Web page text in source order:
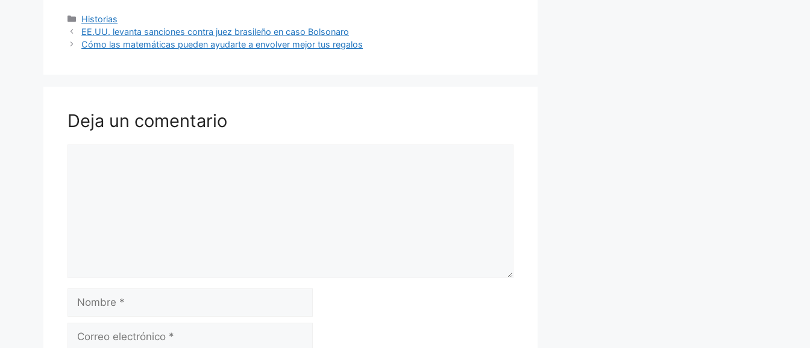
Categorías
Historias
EE.UU. levanta sanciones contra juez brasileño en caso Bolsonaro
Cómo las matemáticas pueden ayudarte a envolver mejor tus regalos
Deja un comentario
electrónico